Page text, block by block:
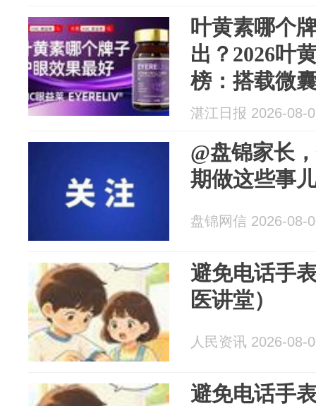
叶黄素哪个
出？2026叶
榜：搭载微
兼顾舒缓眼
湛江日报 2026-08-
@盘锦家长
期做这些事
盘锦网信 2026-08-
避免电话手
医讲堂）
人民资讯 2026-08-
避免电话手